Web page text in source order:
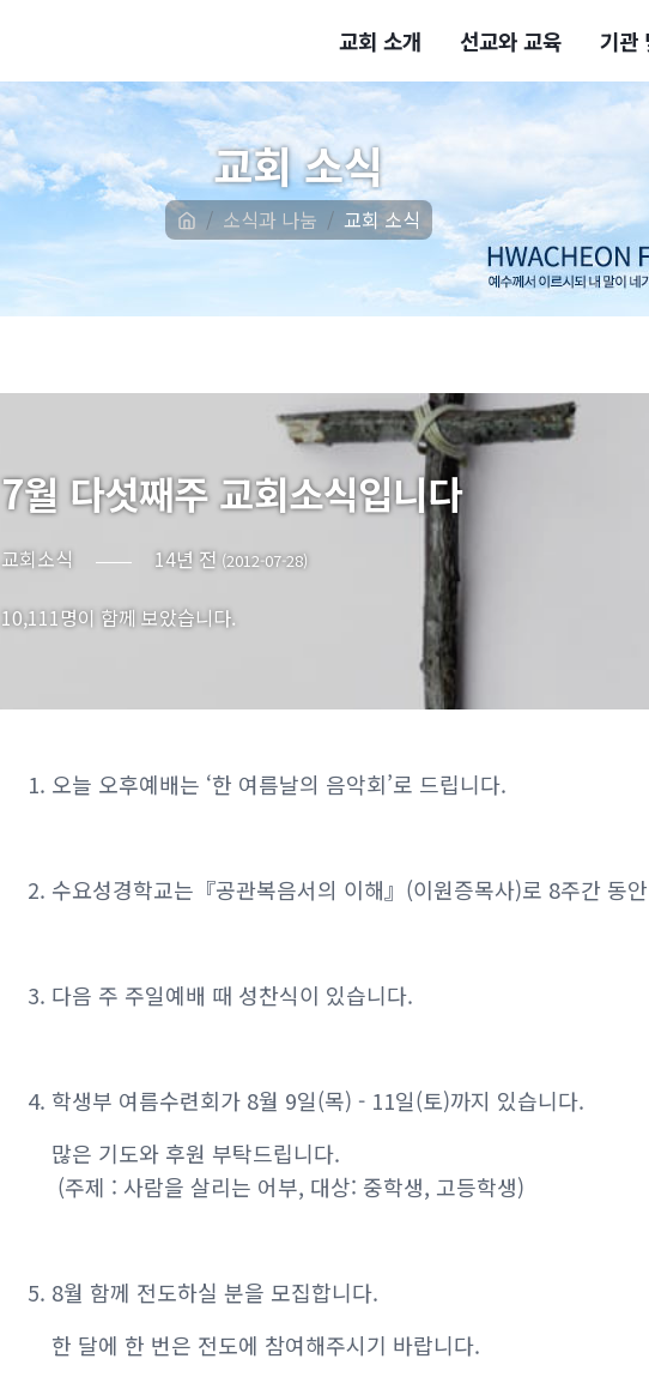
교회 소개 선교와 교육 기관
교회 소식
소식과 나눔 교회 소식
7월 다섯째주 교회소식입니다
교회소식 14년 전 (2012-07-28)
10,111명이 함께 보았습니다.
1. 오늘 오후예배는 ‘한 여름날의 음악회’로 드립니다.
2. 수요성경학교는『공관복음서의 이해』(이원증목사)로 8주간 동
3. 다음 주 주일예배 때 성찬식이 있습니다.
4. 학생부 여름수련회가 8월 9일(목) - 11일(토)까지 있습니다.
많은 기도와 후원 부탁드립니다.
(주제 : 사람을 살리는 어부, 대상: 중학생, 고등학생)
5. 8월 함께 전도하실 분을 모집합니다.
한 달에 한 번은 전도에 참여해주시기 바랍니다.